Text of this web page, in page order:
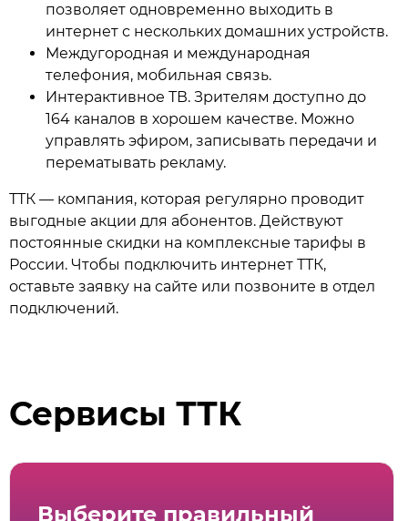
позволяет одновременно выходить в
интернет с нескольких домашних устройств.
Междугородная и международная
телефония, мобильная связь.
Интерактивное ТВ. Зрителям доступно до
164 каналов в хорошем качестве. Можно
управлять эфиром, записывать передачи и
перематывать рекламу.
ТТК — компания, которая регулярно проводит
выгодные акции для абонентов. Действуют
постоянные скидки на комплексные тарифы в
России. Чтобы подключить интернет ТТК,
оставьте заявку на сайте или позвоните в отдел
подключений.
Сервисы ТТК
Выберите правильный